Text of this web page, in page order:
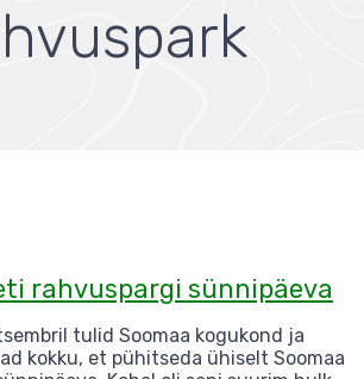
rahvuspargi sünnipäeva
tulid Soomaa kogukond ja
kokku, et pühitseda ühiselt Soomaa